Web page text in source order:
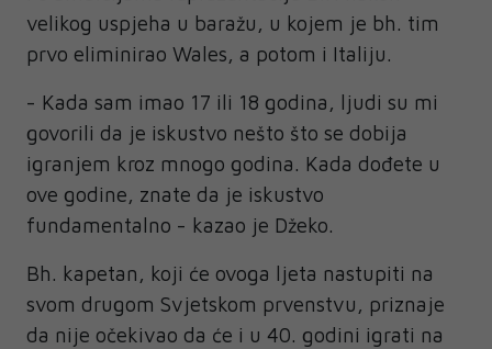
velikog uspjeha u baražu, u kojem je bh. tim
prvo eliminirao Wales, a potom i Italiju.
- Kada sam imao 17 ili 18 godina, ljudi su mi
govorili da je iskustvo nešto što se dobija
igranjem kroz mnogo godina. Kada dođete u
ove godine, znate da je iskustvo
fundamentalno - kazao je Džeko.
Bh. kapetan, koji će ovoga ljeta nastupiti na
svom drugom Svjetskom prvenstvu, priznaje
da nije očekivao da će i u 40. godini igrati na